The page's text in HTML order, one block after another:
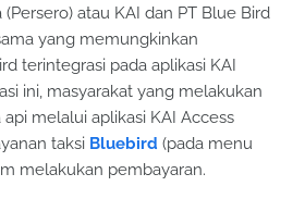
atau KAI dan PT Blue Bird
yang memungkinkan
terintegrasi pada aplikasi KAI
ini, masyarakat yang melakukan
melalui aplikasi KAI Access
taksi Bluebird (pada menu
melakukan pembayaran.